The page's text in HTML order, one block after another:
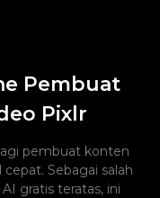
Pembuat
Pixlr
pembuat konten
Sebagai salah
gratis teratas, ini